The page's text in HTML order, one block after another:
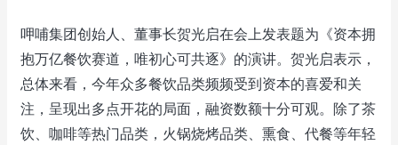
呷哺集团创始人、董事长贺光启在会上发表题为《资本拥
抱万亿餐饮赛道，唯初心可共逐》的演讲。贺光启表示，
总体来看，今年众多餐饮品类频频受到资本的喜爱和关
注，呈现出多点开花的局面，融资数额十分可观。除了茶
饮、咖啡等热门品类，火锅烧烤品类、熏食、代餐等年轻